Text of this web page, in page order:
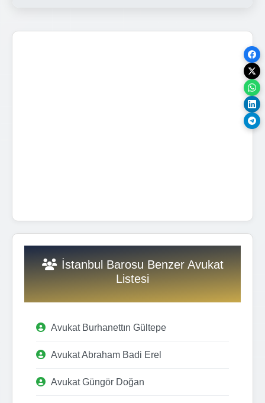
İstanbul Barosu Benzer Avukat
Listesi
Avukat Burhanettın Gültepe
Avukat Abraham Badi Erel
Avukat Güngör Doğan